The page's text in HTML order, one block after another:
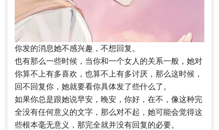
你发的消息她不感兴趣，不想回复。
也有那么一些时候，当你和一个女人的关系一般，她对
你算不上有多喜欢，也算不上有多讨厌，那么这时候，
回不回复你，她就要看你具体发了些什么了。
如果你总是跟她说早安，晚安，你好，在不，像这种完
全没有任何意义的文字，那么对不起，她可能会觉得这
些根本毫无意义，那完全就并没有回复的必要。